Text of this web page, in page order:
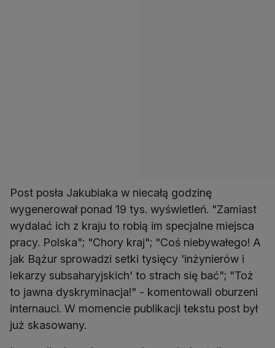
Post posła Jakubiaka w niecałą godzinę
wygenerował ponad 19 tys. wyświetleń. "Zamiast
wydalać ich z kraju to robią im specjalne miejsca
pracy. Polska"; "Chory kraj"; "Coś niebywałego! A
jak Bążur sprowadzi setki tysięcy 'inżynierów i
lekarzy subsaharyjskich' to strach się bać"; "Toż
to jawna dyskryminacja!" - komentowali oburzeni
internauci. W momencie publikacji tekstu post był
już skasowany.